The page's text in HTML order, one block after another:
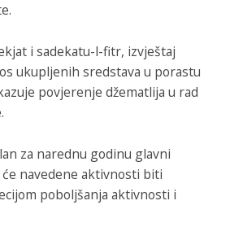
i sadekatu-l-fitr, izvještaj
ukupljenih sredstava u porastu
povjerenje džematlija u rad
za narednu godinu glavni
će navedene aktivnosti biti
poboljšanja aktivnosti i